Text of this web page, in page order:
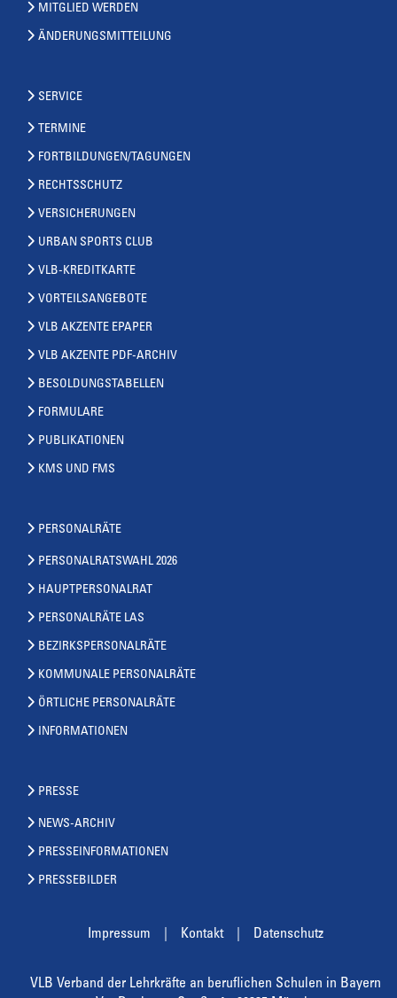
MITGLIED WERDEN
ÄNDERUNGSMITTEILUNG
SERVICE
TERMINE
FORTBILDUNGEN/TAGUNGEN
RECHTSSCHUTZ
VERSICHERUNGEN
URBAN SPORTS CLUB
VLB-KREDITKARTE
VORTEILSANGEBOTE
VLB AKZENTE EPAPER
VLB AKZENTE PDF-ARCHIV
BESOLDUNGSTABELLEN
FORMULARE
PUBLIKATIONEN
KMS UND FMS
PERSONALRÄTE
PERSONALRATSWAHL 2026
HAUPTPERSONALRAT
PERSONALRÄTE LAS
BEZIRKSPERSONALRÄTE
KOMMUNALE PERSONALRÄTE
ÖRTLICHE PERSONALRÄTE
INFORMATIONEN
PRESSE
NEWS-ARCHIV
PRESSEINFORMATIONEN
PRESSEBILDER
Impressum Kontakt Datenschutz
VLB Verband der Lehrkräfte an beruflichen Schulen in Bayern